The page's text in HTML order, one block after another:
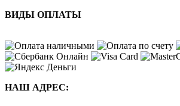
ВИДЫ ОПЛАТЫ
НАШ АДРЕС: